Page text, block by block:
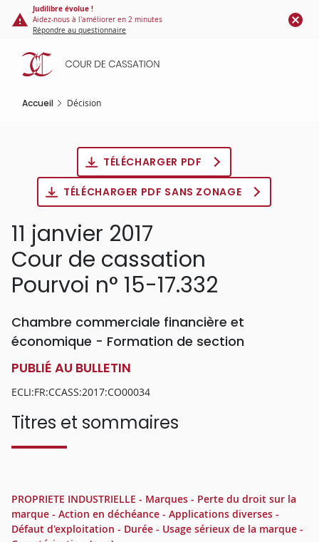
Panneau de gestion des cookies
contenu
principal
Judilibre évolue !
Aidez-nous à l'améliorer en 2 minutes
Répondre au questionnaire
Accueil Décision
TÉLÉCHARGER PDF
TÉLÉCHARGER PDF SANS ZONAGE
11 janvier 2017
Cour de cassation
Pourvoi n° 15-17.332
Chambre commerciale financière et
économique - Formation de section
PUBLIÉ AU BULLETIN
ECLI:FR:CCASS:2017:CO00034
Titres et sommaires
PROPRIETE INDUSTRIELLE - Marques - Perte du droit sur la
marque - Action en déchéance - Applications diverses -
Défaut d'exploitation - Durée - Usage sérieux de la marque -